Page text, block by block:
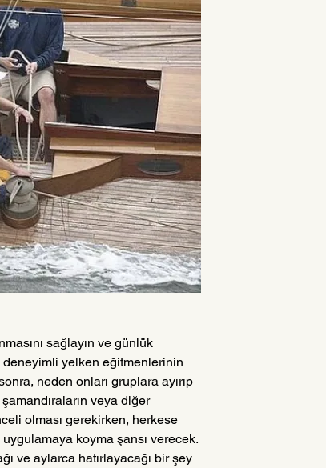
sağlayın ve günlük
yelken eğitmenlerinin
neden onları gruplara ayırıp
veya diğer
olması gerekirken, herkese
koyma şansı verecek.
ve aylarca hatırlayacağı bir şey